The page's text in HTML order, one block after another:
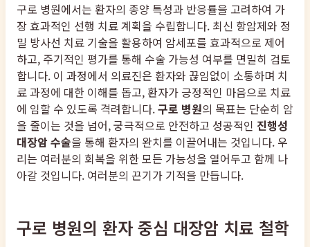
구로 병원에서는 환자의 종양 특성과 반응률을 고려하여 가
장 효과적인 선행 치료 계획을 수립합니다. 최신 항암제와 정
밀 방사선 치료 기술을 활용하여 암세포를 효과적으로 제어
하고, 주기적인 평가를 통해 수술 가능성 여부를 면밀히 검토
합니다. 이 과정에서 의료진은 환자와 끊임없이 소통하며 치
료 과정에 대한 이해를 돕고, 환자가 긍정적인 마음으로 치료
에 임할 수 있도록 격려합니다.구로 병원의 목표는 단순히 암
을 줄이는 것을 넘어, 궁극적으로 안전하고 성공적인 진행성
대장암 수술을 통해 환자의 완치를 이끌어내는 것입니다. 우
리는 여러분의 회복을 위한 모든 가능성을 열어두고 함께 나
아갈 것입니다. 여러분의 끈기가 기적을 만듭니다.
구로 병원의 환자 중심 대장암 치료 철학